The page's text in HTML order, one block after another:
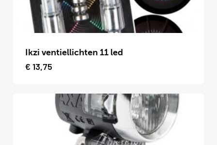
Ikzi ventiellichten 11 led
€ 13,75